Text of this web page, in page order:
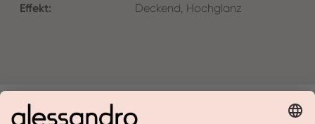
Effekt: Deckend, Hochglanz